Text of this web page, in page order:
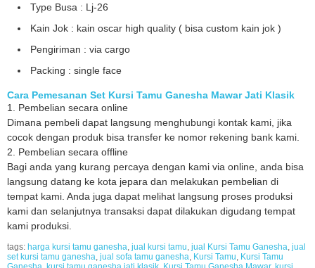
Type Busa : Lj-26
Kain Jok : kain oscar high quality ( bisa custom kain jok )
Pengiriman : via cargo
Packing : single face
Cara Pemesanan Set Kursi Tamu Ganesha Mawar Jati Klasik
1. Pembelian secara online
Dimana pembeli dapat langsung menghubungi kontak kami, jika
cocok dengan produk bisa transfer ke nomor rekening bank kami.
2. Pembelian secara offline
Bagi anda yang kurang percaya dengan kami via online, anda bisa
langsung datang ke kota jepara dan melakukan pembelian di
tempat kami. Anda juga dapat melihat langsung proses produksi
kami dan selanjutnya transaksi dapat dilakukan digudang tempat
kami produksi.
tags: harga kursi tamu ganesha, jual kursi tamu, jual Kursi Tamu Ganesha, jual
set kursi tamu ganesha, jual sofa tamu ganesha, Kursi Tamu, Kursi Tamu